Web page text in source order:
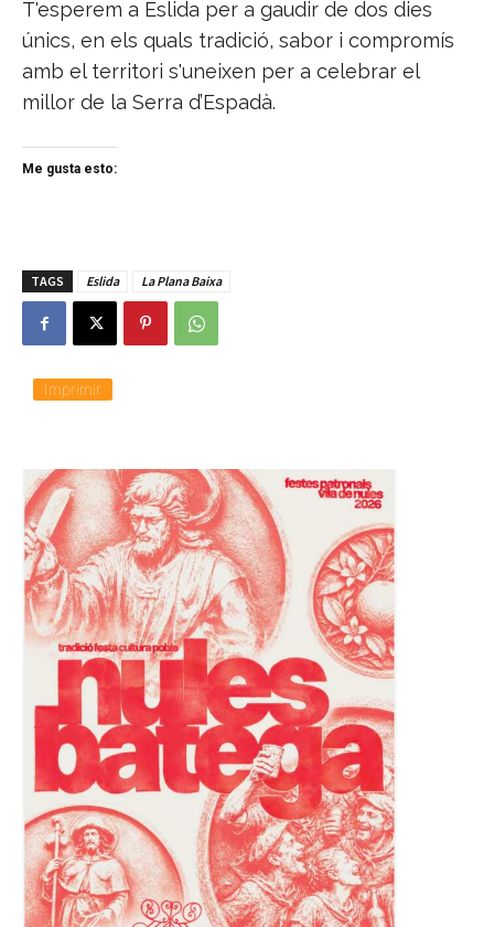
T'esperem a Eslida per a gaudir de dos dies
únics, en els quals tradició, sabor i compromís
amb el territori s'uneixen per a celebrar el
millor de la Serra d’Espadà.
Me gusta esto:
TAGS Eslida La Plana Baixa
Imprimir